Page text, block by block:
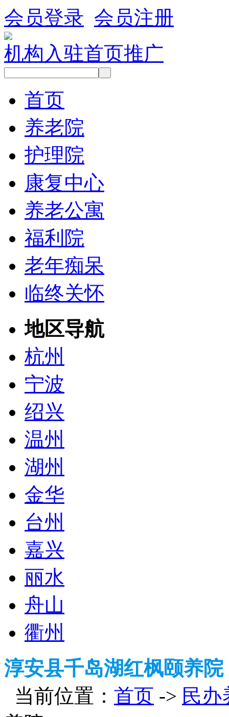
会员登录 会员注册
机构入驻首页推广
首页
养老院
护理院
康复中心
养老公寓
福利院
老年痴呆
临终关怀
地区导航
杭州
宁波
绍兴
温州
湖州
金华
台州
嘉兴
丽水
舟山
衢州
淳安县千岛湖红枫颐养院
当前位置： 首页 -> 民办